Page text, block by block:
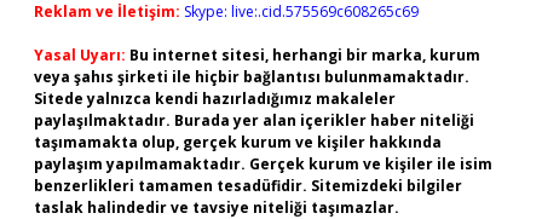
Reklam ve İletişim: Skype: live:.cid.575569c608265c69
Yasal Uyarı: Bu internet sitesi, herhangi bir marka, kurum
veya şahıs şirketi ile hiçbir bağlantısı bulunmamaktadır.
Sitede yalnızca kendi hazırladığımız makaleler
paylaşılmaktadır. Burada yer alan içerikler haber niteliği
taşımamakta olup, gerçek kurum ve kişiler hakkında
paylaşım yapılmamaktadır. Gerçek kurum ve kişiler ile isim
benzerlikleri tamamen tesadüfidir. Sitemizdeki bilgiler
taslak halindedir ve tavsiye niteliği taşımazlar.